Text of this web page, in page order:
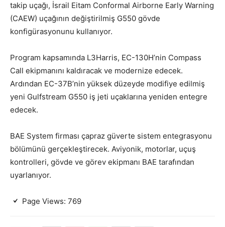
takip uçağı, İsrail Eitam Conformal Airborne Early Warning
(CAEW) uçağının değiştirilmiş G550 gövde
konfigürasyonunu kullanıyor.
Program kapsamında L3Harris, EC-130H’nin Compass
Call ekipmanını kaldıracak ve modernize edecek.
Ardından EC-37B’nin yüksek düzeyde modifiye edilmiş
yeni Gulfstream G550 iş jeti uçaklarına yeniden entegre
edecek.
BAE System firması çapraz güverte sistem entegrasyonu
bölümünü gerçekleştirecek. Aviyonik, motorlar, uçuş
kontrolleri, gövde ve görev ekipmanı BAE tarafından
uyarlanıyor.
Page Views: 769